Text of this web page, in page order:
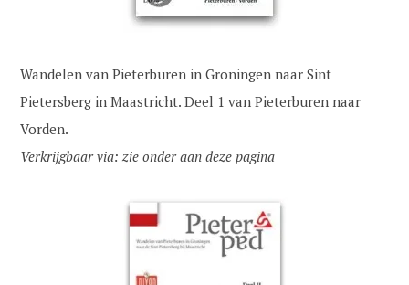
Wandelen van Pieterburen in Groningen naar Sint
Pietersberg in Maastricht. Deel 1 van Pieterburen naar
Vorden.
Verkrijgbaar via: zie onder aan deze pagina